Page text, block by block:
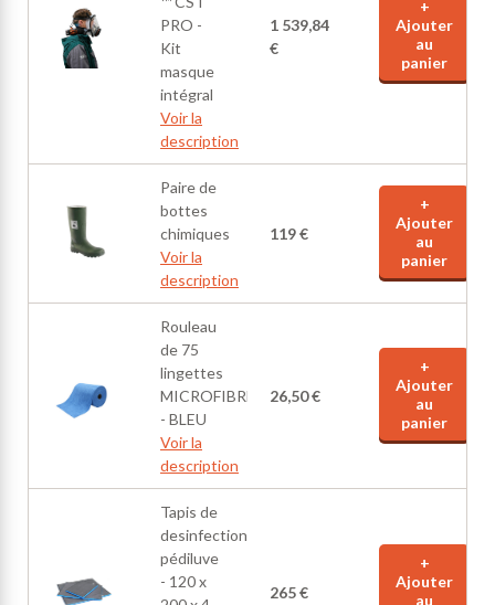
PRO -
Kit
masque
intégral
Voir la
description
1 539,84
€
+
Ajouter
au
panier
Paire de
bottes
chimiques
Voir la
description
119 €
+
Ajouter
au
panier
Rouleau
de 75
lingettes
MICROFIBRES
- BLEU
Voir la
description
26,50 €
+
Ajouter
au
panier
Tapis de
desinfection
pédiluve
- 120 x
265 €
+
Ajouter
au